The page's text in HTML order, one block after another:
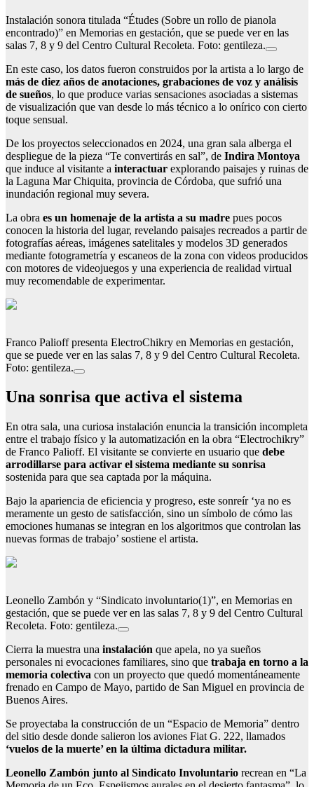
Instalación sonora titulada “Études (Sobre un rollo de pianola
encontrado)” en Memorias en gestación, que se puede ver en las
salas 7, 8 y 9 del Centro Cultural Recoleta. Foto: gentileza.
En este caso, los datos fueron construidos por la artista a lo largo de
más de diez años de anotaciones, grabaciones de voz y análisis
de sueños, lo que produce varias sensaciones asociadas a sistemas
de visualización que van desde lo más técnico a lo onírico con cierto
toque sensual.
De los proyectos seleccionados en 2024, una gran sala alberga el
despliegue de la pieza “Te convertirás en sal”, de Indira Montoya
que induce al visitante a interactuar explorando paisajes y ruinas de
la Laguna Mar Chiquita, provincia de Córdoba, que sufrió una
inundación regional muy severa.
La obra es un homenaje de la artista a su madre pues pocos
conocen la historia del lugar, revelando paisajes recreados a partir de
fotografías aéreas, imágenes satelitales y modelos 3D generados
mediante fotogrametría y escaneos de la zona con videos producidos
con motores de videojuegos y una experiencia de realidad virtual
muy recomendable de experimentar.
Franco Palioff presenta ElectroChikry en Memorias en gestación,
que se puede ver en las salas 7, 8 y 9 del Centro Cultural Recoleta.
Foto: gentileza.
Una sonrisa que activa el sistema
En otra sala, una curiosa instalación enuncia la transición incompleta
entre el trabajo físico y la automatización en la obra “Electrochikry”
de Franco Palioff. El visitante se convierte en usuario que debe
arrodillarse para activar el sistema mediante su sonrisa
sostenida para que sea captada por la máquina.
Bajo la apariencia de eficiencia y progreso, este sonreír ‘ya no es
meramente un gesto de satisfacción, sino un símbolo de cómo las
emociones humanas se integran en los algoritmos que controlan las
nuevas formas de trabajo’ sostiene el artista.
Leonello Zambón y “Sindicato involuntario(1)”, en Memorias en
gestación, que se puede ver en las salas 7, 8 y 9 del Centro Cultural
Recoleta. Foto: gentileza.
Cierra la muestra una instalación que apela, no ya sueños
personales ni evocaciones familiares, sino que trabaja en torno a la
memoria colectiva con un proyecto que quedó momentáneamente
frenado en Campo de Mayo, partido de San Miguel en provincia de
Buenos Aires.
Se proyectaba la construcción de un “Espacio de Memoria” dentro
del sitio desde donde salieron los aviones Fiat G. 222, llamados
‘vuelos de la muerte’ en la última dictadura militar.
Leonello Zambón junto al Sindicato Involuntario recrean en “La